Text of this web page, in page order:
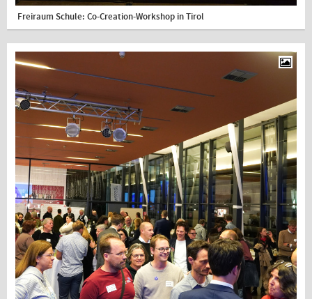
Freiraum Schule: Co-Creation-Workshop in Tirol